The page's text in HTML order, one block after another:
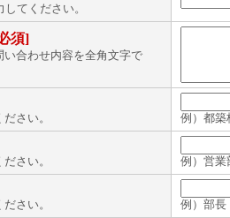
てください。
須]
い合わせ内容を全角文字で
さい。 例）都築
さい。 例）営業
さい。 例）部長